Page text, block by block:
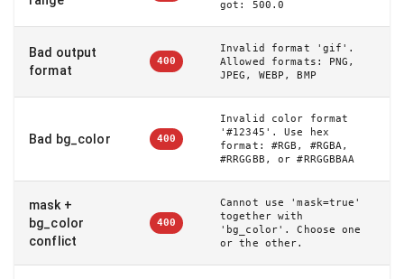
got: 500.0
Bad output
format
400
Invalid format 'gif'.
Allowed formats: PNG,
JPEG, WEBP, BMP
Bad bg_color 400
Invalid color format
'#12345'. Use hex
format: #RGB, #RGBA,
#RRGGBB, or #RRGGBBAA
mask +
bg_color
conflict
400
Cannot use 'mask=true'
together with
'bg_color'. Choose one
or the other.